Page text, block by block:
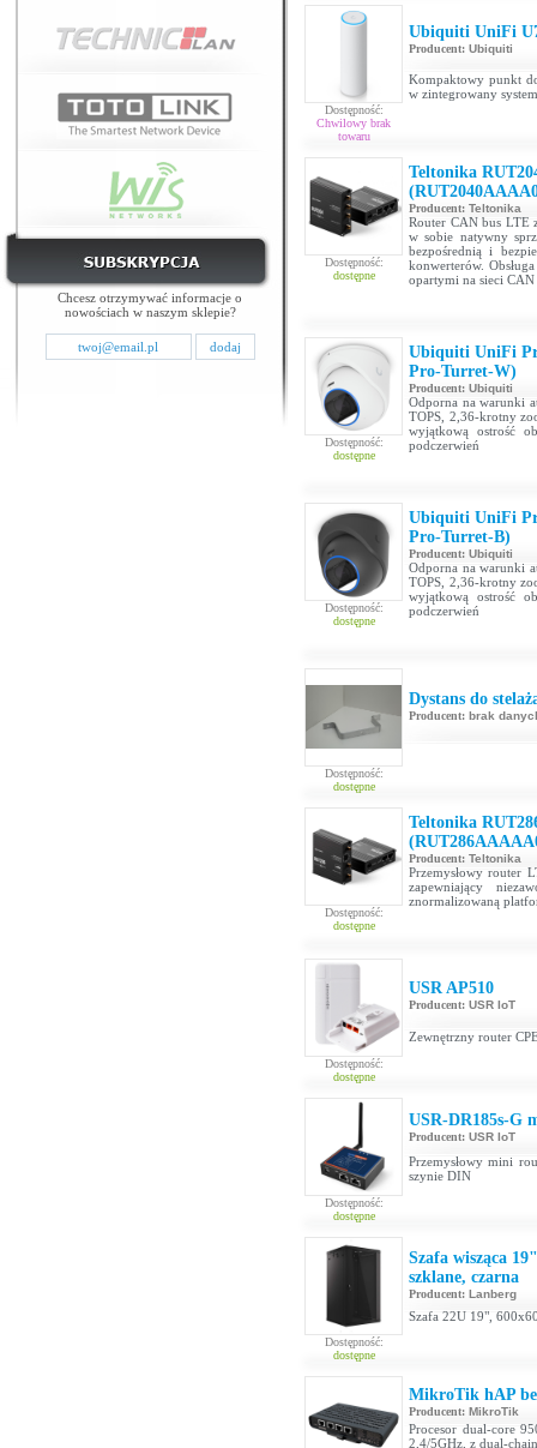
Chcesz otrzymywać informacje o
nowościach w naszym sklepie?
Dostępność:
Chwilowy brak
towaru
Ubiquiti UniFi
Producent: Ubiquiti
Kompaktowy punkt
w zintegrowany
Dostępność:
dostępne
Teltonika
Producent: Teltonika
Router CAN bus LTE
w sobie natywny
bezpośrednią i
konwerterów.
opartymi na sieci CAN
Dostępność:
dostępne
Ubiquiti UniFi
Pro-Turret-W)
Producent: Ubiquiti
Odporna na warunki
TOPS, 2,36-krotny
wyjątkową ostrość
podczerwień
Dostępność:
dostępne
Ubiquiti UniFi
Pro-Turret-B)
Producent: Ubiquiti
Odporna na warunki
TOPS, 2,36-krotny
wyjątkową ostrość
podczerwień
Dostępność:
dostępne
Dystans do
Producent: brak
Dostępność:
dostępne
Teltonika
Producent: Teltonika
Przemysłowy router
zapewniający
znormalizowaną
Dostępność:
dostępne
USR AP510
Producent: USR IoT
Zewnętrzny router
Dostępność:
dostępne
USR-DR185s-G
Producent: USR IoT
Przemysłowy mini
szynie DIN
Dostępność:
dostępne
Szafa wisząca
szklane, czarna
Producent: Lanberg
Szafa 22U 19",
MikroTik hAP
Producent: MikroTik
Procesor dual-core
2,4/5GHz, z dual-